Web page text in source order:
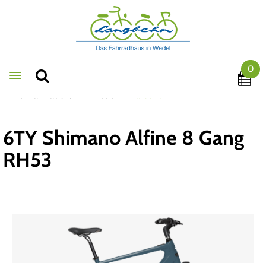
Toggle navigation
0
6TY Shimano Alfine 8 Gang
RH53